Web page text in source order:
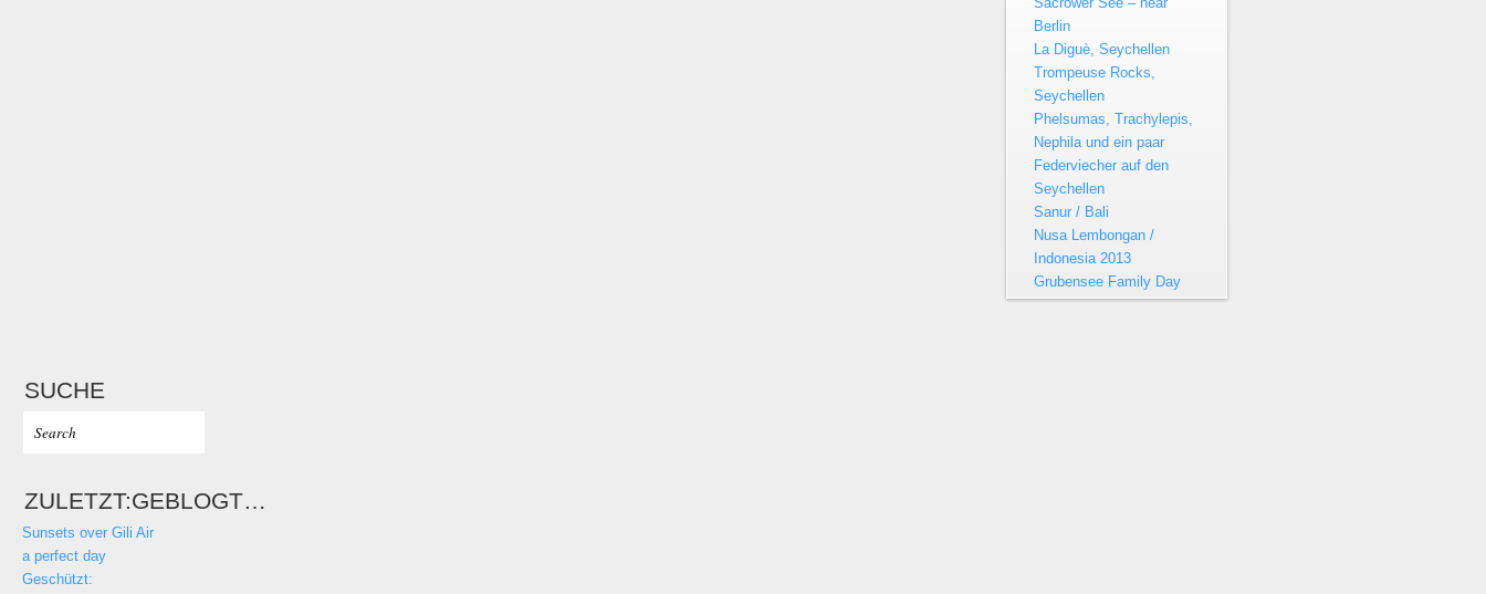
Berlin
La Diguè, Seychellen
Trompeuse Rocks,
Seychellen
Phelsumas, Trachylepis,
Nephila und ein paar
Federviecher auf den
Seychellen
Sanur / Bali
Nusa Lembongan /
Indonesia 2013
Grubensee Family Day
SUCHE
ZULETZT:GEBLOGT…
Sunsets over Gili Air
a perfect day
Geschützt: